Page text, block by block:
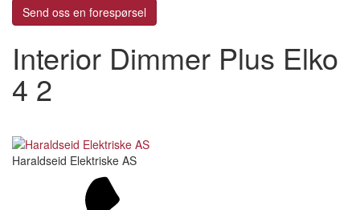
Send oss en forespørsel
Interior Dimmer Plus Elko
4 2
Haraldseid Elektriske AS